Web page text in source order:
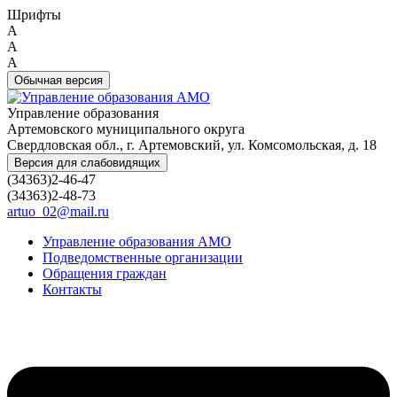
Шрифты
A
A
A
Обычная версия
Управление образования
Артемовского муниципального округа
Свердловская обл., г. Артемовский, ул. Комсомольская, д. 18
Версия для слабовидящих
(34363)2-46-47
(34363)2-48-73
artuo_02@mail.ru
Управление образования АМО
Подведомственные организации
Обращения граждан
Контакты